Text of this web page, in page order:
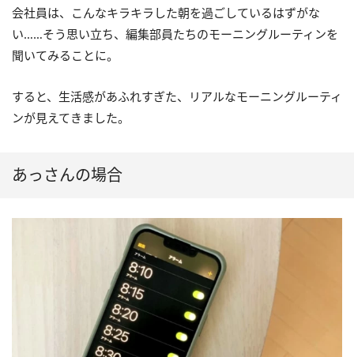
会社員は、こんなキラキラした朝を過ごしているはずがな
い……そう思い立ち、編集部員たちのモーニングルーティンを
聞いてみることに。
すると、生活感があふれすぎた、リアルなモーニングルーティ
ンが見えてきました。
あっさんの場合